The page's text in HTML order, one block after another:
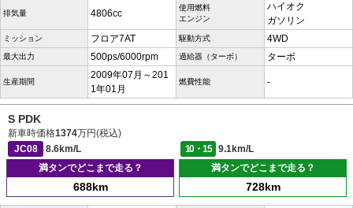
排気量 4806cc
使用燃料
エンジン
ハイオク
ガソリン
ミッション フロア7AT 駆動方式 4WD
最大出力 500ps/6000rpm 過給器（ターボ） ターボ
生産期間
2009年07月～201
1年01月
燃費性能 -
S PDK
新車時価格1374万円(税込)
JC08
8.6km/L 10・15
9.1km/L
満タンでどこまで走る？
688km
満タンでどこまで走る？
728km